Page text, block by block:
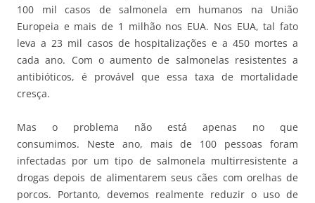
100 mil casos de salmonela em humanos na União
Europeia e mais de 1 milhão nos EUA. Nos EUA, tal fato
leva a 23 mil casos de hospitalizações e a 450 mortes a
cada ano. Com o aumento de salmonelas resistentes a
antibióticos, é provável que essa taxa de mortalidade
cresça.
Mas o problema não está apenas no que
consumimos. Neste ano, mais de 100 pessoas foram
infectadas por um tipo de salmonela multirresistente a
drogas depois de alimentarem seus cães com orelhas de
porcos. Portanto, devemos realmente reduzir o uso de